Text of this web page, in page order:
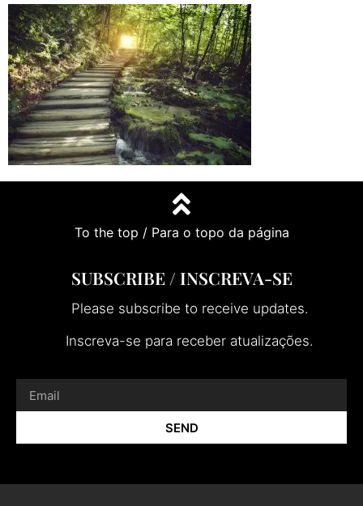
To the top / Para o topo da página
SUBSCRIBE / INSCREVA-SE
Please subscribe to receive updates.
Inscreva-se para receber atualizações.
SEND